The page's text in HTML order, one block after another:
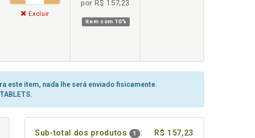
Excluir
por R$ 157,23
item com 10%
este item, nada lhe será enviado fisicamente.
Sub-total dos produtos 1 : R$ 157,23